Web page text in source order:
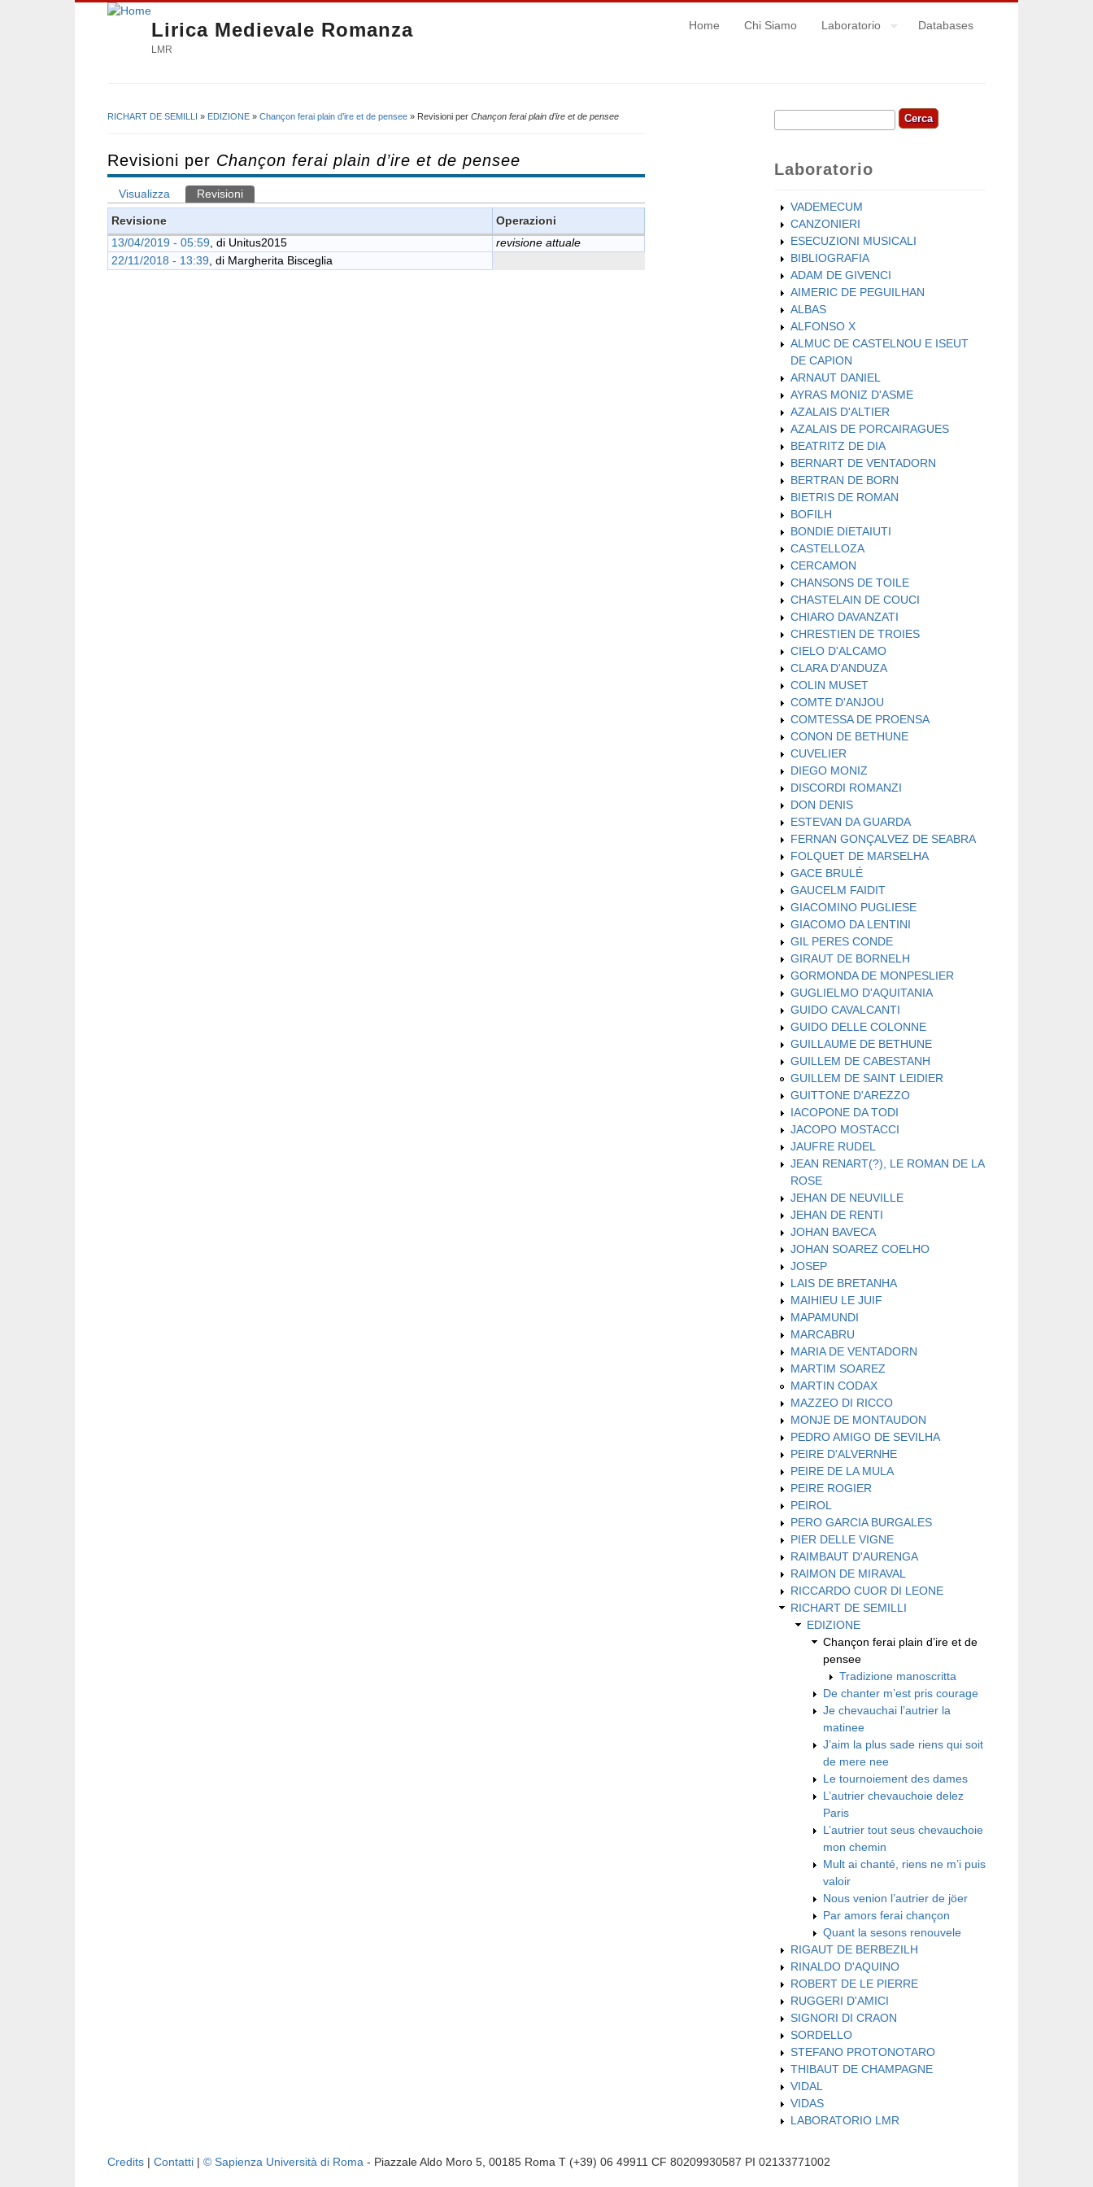
Lirica Medievale Romanza
LMR
Home Chi Siamo Laboratorio Databases
RICHART DE SEMILLI » EDIZIONE » Chançon ferai plain d’ire et de pensee » Revisioni per Chançon ferai plain d’ire et de pensee
Revisioni per Chançon ferai plain d’ire et de pensee
Schede primarie
Visualizza Revisioni
Revisione
Operazioni
13/04/2019 - 05:59 , di Unitus2015
revisione attuale
22/11/2018 - 13:39 , di Margherita Bisceglia
Form di ricerca
Cerca
Laboratorio
VADEMECUM
CANZONIERI
ESECUZIONI MUSICALI
BIBLIOGRAFIA
ADAM DE GIVENCI
AIMERIC DE PEGUILHAN
ALBAS
ALFONSO X
ALMUC DE CASTELNOU E ISEUT
DE CAPION
ARNAUT DANIEL
AYRAS MONIZ D'ASME
AZALAIS D'ALTIER
AZALAIS DE PORCAIRAGUES
BEATRITZ DE DIA
BERNART DE VENTADORN
BERTRAN DE BORN
BIETRIS DE ROMAN
BOFILH
BONDIE DIETAIUTI
CASTELLOZA
CERCAMON
CHANSONS DE TOILE
CHASTELAIN DE COUCI
CHIARO DAVANZATI
CHRESTIEN DE TROIES
CIELO D'ALCAMO
CLARA D'ANDUZA
COLIN MUSET
COMTE D'ANJOU
COMTESSA DE PROENSA
CONON DE BETHUNE
CUVELIER
DIEGO MONIZ
DISCORDI ROMANZI
DON DENIS
ESTEVAN DA GUARDA
FERNAN GONÇALVEZ DE SEABRA
FOLQUET DE MARSELHA
GACE BRULÉ
GAUCELM FAIDIT
GIACOMINO PUGLIESE
GIACOMO DA LENTINI
GIL PERES CONDE
GIRAUT DE BORNELH
GORMONDA DE MONPESLIER
GUGLIELMO D'AQUITANIA
GUIDO CAVALCANTI
GUIDO DELLE COLONNE
GUILLAUME DE BETHUNE
GUILLEM DE CABESTANH
GUILLEM DE SAINT LEIDIER
GUITTONE D'AREZZO
IACOPONE DA TODI
JACOPO MOSTACCI
JAUFRE RUDEL
JEAN RENART(?), LE ROMAN DE LA
ROSE
JEHAN DE NEUVILLE
JEHAN DE RENTI
JOHAN BAVECA
JOHAN SOAREZ COELHO
JOSEP
LAIS DE BRETANHA
MAIHIEU LE JUIF
MAPAMUNDI
MARCABRU
MARIA DE VENTADORN
MARTIM SOAREZ
MARTIN CODAX
MAZZEO DI RICCO
MONJE DE MONTAUDON
PEDRO AMIGO DE SEVILHA
PEIRE D'ALVERNHE
PEIRE DE LA MULA
PEIRE ROGIER
PEIROL
PERO GARCIA BURGALES
PIER DELLE VIGNE
RAIMBAUT D'AURENGA
RAIMON DE MIRAVAL
RICCARDO CUOR DI LEONE
RICHART DE SEMILLI
EDIZIONE
Chançon ferai plain d’ire et de
pensee
Tradizione manoscritta
De chanter m’est pris courage
Je chevauchai l’autrier la
matinee
J’aim la plus sade riens qui soit
de mere nee
Le tournoiement des dames
L’autrier chevauchoie delez
Paris
L’autrier tout seus chevauchoie
mon chemin
Mult ai chanté, riens ne m’i puis
valoir
Nous venion l’autrier de jöer
Par amors ferai chançon
Quant la sesons renouvele
RIGAUT DE BERBEZILH
RINALDO D'AQUINO
ROBERT DE LE PIERRE
RUGGERI D'AMICI
SIGNORI DI CRAON
SORDELLO
STEFANO PROTONOTARO
THIBAUT DE CHAMPAGNE
VIDAL
VIDAS
LABORATORIO LMR
Credits | Contatti | © Sapienza Università di Roma - Piazzale Aldo Moro 5, 00185 Roma T (+39) 06 49911 CF 80209930587 PI 02133771002